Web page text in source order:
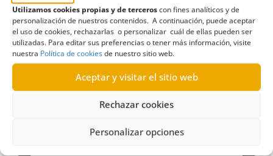
Utilizamos cookies propias y de terceroscon fines analíticos y de
personalización de nuestros contenidos. A continuación, puede aceptar
el uso de cookies, rechazarlas o personalizar cuál de ellas pueden ser
utilizadas. Para editar sus preferencias o tener más información, visite
nuestra Política de cookiesde nuestro sitio web.
Aceptar y visitar el sitio web
Rechazar cookies
Personalizar opciones